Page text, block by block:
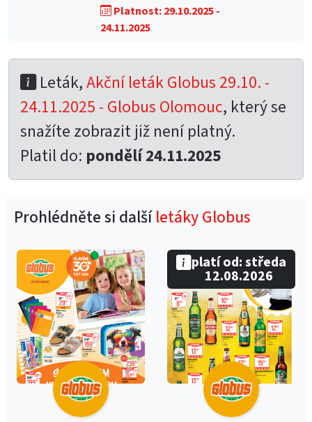
Platnost: 29.10.2025 -
24.11.2025
Leták,Akční leták Globus 29.10. -
24.11.2025 - Globus Olomouc, který se
snažíte zobrazit již není platný.
Platil do: pondělí 24.11.2025
Prohlédněte si dalšíletáky Globus
platí od: středa
12.08.2026